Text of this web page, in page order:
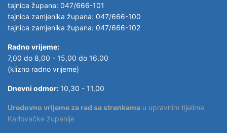
tajnica župana: 047/666-101
tajnica zamjenika župana: 047/666-100
tajnica zamjenika župana: 047/666-102
Radno vrijeme:
7,00 do 8,00 - 15,00 do 16,00
(klizno radno vrijeme)
Dnevni odmor: 10,30 - 11,00
Uredovno vrijeme za rad sa strankama u upravnim tijelima
Karlovačke županije